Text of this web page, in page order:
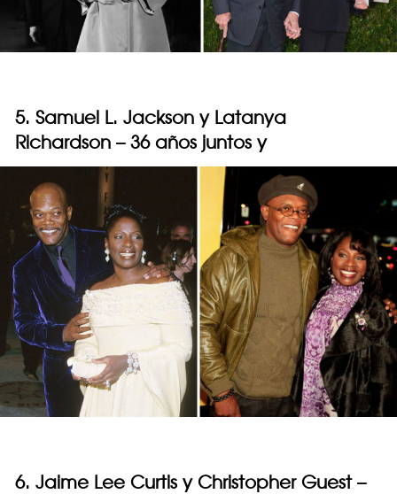
5. Samuel L. Jackson y Latanya
Richardson – 36 años juntos y
6. Jaime Lee Curtis y Christopher Guest –